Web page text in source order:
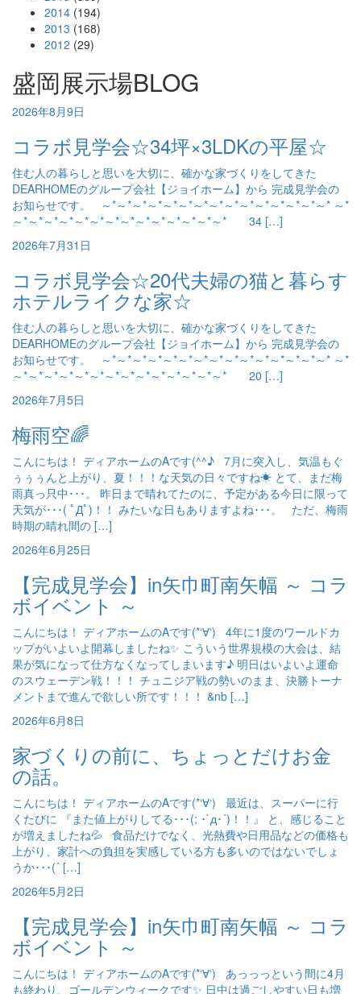
2014 (194)
2013 (168)
2012 (29)
盛岡展示場BLOG
2026年8月9日
コラボ見学会☆34坪×3LDKの平屋☆
住む人の暮らしと思いを大切に、確かな家づくりをしてきた
DEARHOMEのグループ会社【ジョイホーム】から 完成見学会の
お知らせです。 ～*～*～*～*～*～*～*～*～*～*～*～*～*～*～* ～*
～*～*～*～*～*～*～*～*～*～*～*～*～*～* 34 […]
2026年7月31日
コラボ見学会☆20代夫婦の猫と暮らす
ホテルライクな家☆
住む人の暮らしと思いを大切に、確かな家づくりをしてきた
DEARHOMEのグループ会社【ジョイホーム】から 完成見学会の
お知らせです。 ～*～*～*～*～*～*～*～*～*～*～*～*～*～*～* ～*
～*～*～*～*～*～*～*～*～*～*～*～*～*～* 20 […]
2026年7月5日
梅雨空🌈
こんにちは！ ディアホームのAです(^^♪ 7月に突入し、気温もぐ
ぅぅぅんと上がり、夏！！！な天気の日々ですね☀ とて、まだ梅
雨真っ只中･･･。 昨日まで晴れてたのに、予定がある今日に限って
天気が･･･( ﾟДﾟ)！！ みたいな日もありますよね･･･。 ただ、梅雨
時期の晴れ間の […]
2026年6月25日
【完成見学会】in矢巾町南矢幅 ～ コラ
ボイベント ～
こんにちは！ ディアホームのAです(*‘∀‘) 4年に1度のワールドカ
ップがいよいよ開幕しましたね✨ こういう世界規模の大会は、結
果が気になって仕方なくなってしまいます♪ 明日はいよいよ運命
のスウェーデン戦！！！ チュニジア戦の勢いのまま、決勝トーナ
メントまで進んで欲しい所です！！！ &nb […]
2026年6月8日
家づくりの前に、ちょっとだけお金
の話。
こんにちは！ ディアホームのAです(*‘∀‘) 最近は、スーパーに行
くたびに 『また値上がりしてる･･･(; ･`д･´)！！』 と、感じること
が増えましたね💦 食品だけでなく、光熱費や日用品などの価格も
上がり、家計への負担を実感している方も多いのではないでしょ
うか･･･(´ […]
2026年5月2日
【完成見学会】in矢巾町南矢幅 ～ コラ
ボイベント ～
こんにちは！ ディアホームのAです(*‘∀‘) あっっっという間に4月
も終わり、ゴールデンウィークです✨ 日中は過ごしやすい日も増